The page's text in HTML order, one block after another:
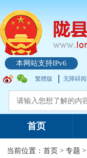
本网站支持IPv6
繁體版 无障碍
首页
当前位置：首页 >专题